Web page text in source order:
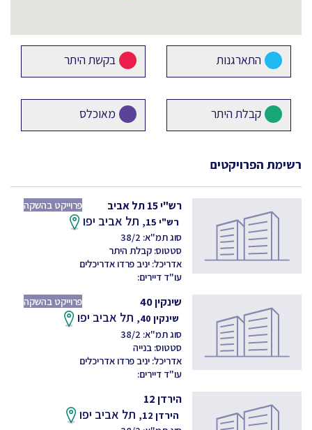
התארגנות בקשת היתר
קבלת היתר מאוכלס
רשימת הפרויקטים
רש"י 15 תל אביב
פרוייקט בהשקה
רש"י 15,
תל אביב יפו
סוג תמ"א: 38/2
סטטוס: קבלת היתר
אדריכל: יניב פרדו אדריכלים
עו"ד דיירים:
שינקין 40
פרוייקט בהשקה
שינקין 40,
תל אביב יפו
סוג תמ"א: 38/2
סטטוס: בנייה
אדריכל: יניב פרדו אדריכלים
עו"ד דיירים:
הירדן 12
הירדן 12, תל אביב יפו